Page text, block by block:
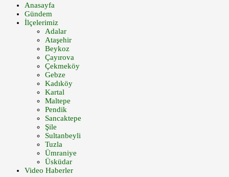
Anasayfa
Gündem
İlçelerimiz
Adalar
Ataşehir
Beykoz
Çayırova
Çekmeköy
Gebze
Kadıköy
Kartal
Maltepe
Pendik
Sancaktepe
Şile
Sultanbeyli
Tuzla
Ümraniye
Üsküdar
Video Haberler